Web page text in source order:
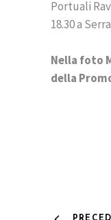
Portuali
18.30 a
Nella foto
della